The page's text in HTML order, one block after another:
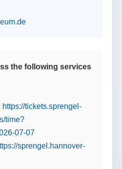
the following services
https://tickets.sprengel-
time?
07-07
sprengel.hannover-